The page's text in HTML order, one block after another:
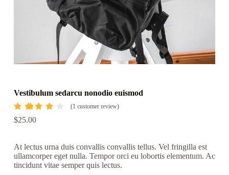
Vestibulum sedarcu nonodio euismod
4.00
on
custo
mer
rating
(1 customer review)
$25.00
At lectus urna duis convallis convallis tellus. Vel fringilla est
ullamcorper eget nulla. Tempor orci eu lobortis elementum. Ac
tincidunt vitae semper quis lectus.